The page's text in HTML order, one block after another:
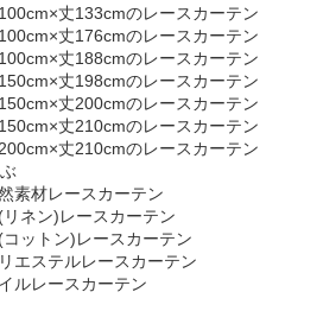
丈133cmのレースカーテン
丈176cmのレースカーテン
丈188cmのレースカーテン
丈198cmのレースカーテン
丈200cmのレースカーテン
丈210cmのレースカーテン
丈210cmのレースカーテン
素材レースカーテン
リネン)レースカーテン
ットン)レースカーテン
エステルレースカーテン
ルレースカーテン